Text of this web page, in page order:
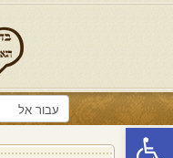
פתח סרגל נגישות